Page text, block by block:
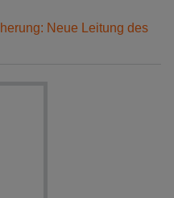
Neue Leitung des